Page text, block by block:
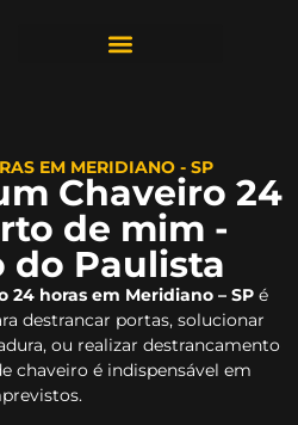
EM MERIDIANO - SP
Chaveiro 24
de mim -
do Paulista
24 horas em Meridiano – SPé
destrancar portas, solucionar
ou realizar destrancamento
chaveiro é indispensável em